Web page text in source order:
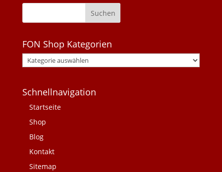
FON Shop Kategorien
Schnellnavigation
Startseite
Shop
Blog
Kontakt
Sitemap